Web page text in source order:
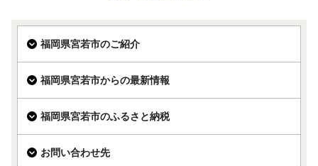
福岡県宮若市のご紹介
福岡県宮若市からの最新情報
福岡県宮若市のふるさと納税
お問い合わせ先